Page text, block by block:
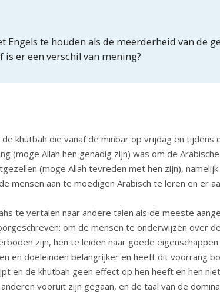
te houden als de meerderheid van de
er een verschil van mening?
khutbah die vanaf de minbar op vrijdag en tijdens
(moge Allah hen genadig zijn) was om de
mensen aan te moedigen Arabisch te leren en er
te vertalen naar andere talen als de meeste
om de mensen te onderwijzen over
zijn, hen te leiden naar goede
en doeleinden belangrijker en heeft dit voorrang
en de khutbah geen effect op hen heeft en hen
vooruit zijn gegaan, en de taal van de